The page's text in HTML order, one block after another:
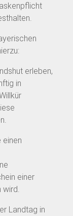
erleben,
in
einen
einer
Landtag in